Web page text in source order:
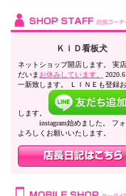
ＫｉＤ看板犬
ネットショップ開店します。 実
だいま お休みしています。
一新致します。 ＬＩＮＥも登録
します。
instagram始めました。 フォ
よろしくお願いいたします。